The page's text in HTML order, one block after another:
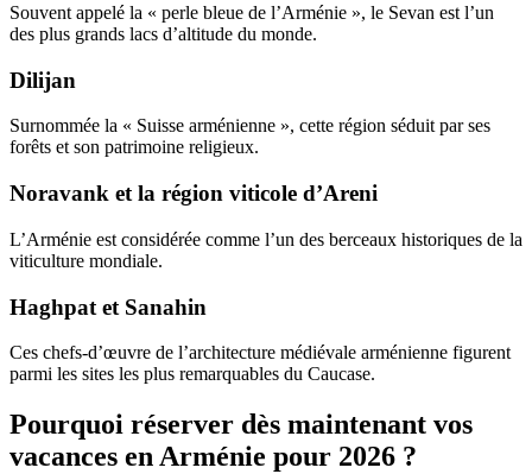
Souvent appelé la « perle bleue de l’Arménie », le Sevan est l’un
des plus grands lacs d’altitude du monde.
Dilijan
Surnommée la « Suisse arménienne », cette région séduit par ses
forêts et son patrimoine religieux.
Noravank et la région viticole d’Areni
L’Arménie est considérée comme l’un des berceaux historiques de la
viticulture mondiale.
Haghpat et Sanahin
Ces chefs-d’œuvre de l’architecture médiévale arménienne figurent
parmi les sites les plus remarquables du Caucase.
Pourquoi réserver dès maintenant vos
vacances en Arménie pour 2026 ?